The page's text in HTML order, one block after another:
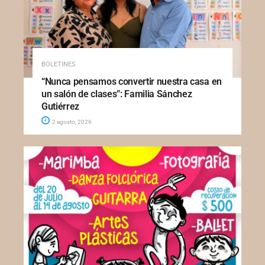
BOLETINES
“Nunca pensamos convertir nuestra casa en
un salón de clases”: Familia Sánchez
Gutiérrez
2 agosto, 2026